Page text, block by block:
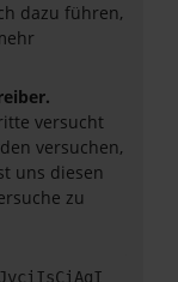
dazu führen,
versucht
versuchen,
uns diesen
zu